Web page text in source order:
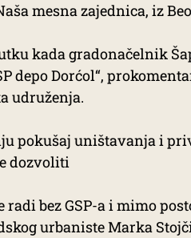
mesna zajednica, iz
kada gradonačelnik
depo Dorćol“,
udruženja.
pokušaj uništavanja i
dozvoliti
radi bez GSP-a i mimo
urbaniste Marka